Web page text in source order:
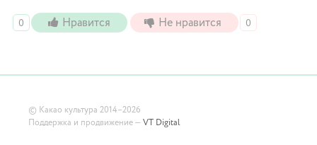
0 Нравится Не нравится 0
© Какао культура 2014–2026
Поддержка и продвижение — VT Digital